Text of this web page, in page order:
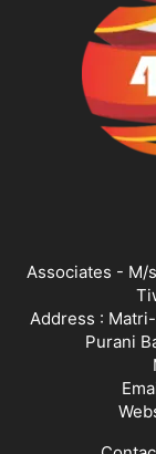
Associates - M/
Address :
Purani